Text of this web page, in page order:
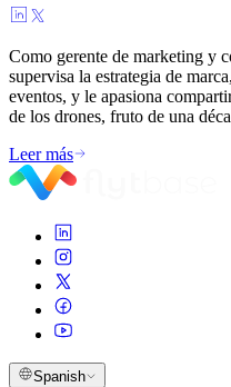
Como gerente de marketing y
supervisa la estrategia de
eventos, y le apasiona
de los drones, fruto de una
Leer más
Spanish